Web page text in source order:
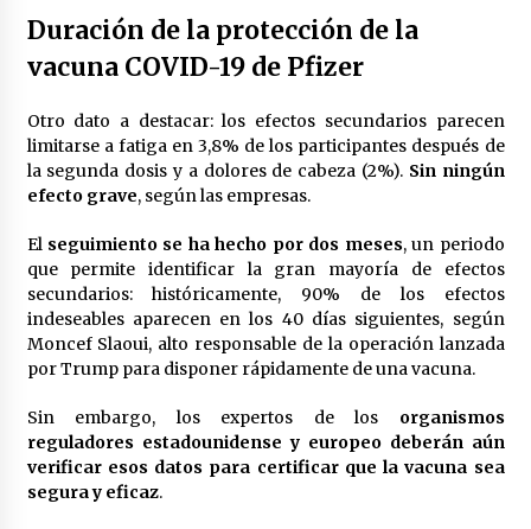
Duración de la protección de la
vacuna COVID-19 de Pfizer
Otro dato a destacar: los efectos secundarios parecen
limitarse a fatiga en 3,8% de los participantes después de
la segunda dosis y a dolores de cabeza (2%). Sin ningún
efecto grave, según las empresas.
El seguimiento se ha hecho por dos meses, un periodo
que permite identificar la gran mayoría de efectos
secundarios: históricamente, 90% de los efectos
indeseables aparecen en los 40 días siguientes, según
Moncef Slaoui, alto responsable de la operación lanzada
por Trump para disponer rápidamente de una vacuna.
Sin embargo, los expertos de los organismos
reguladores estadounidense y europeo deberán aún
verificar esos datos para certificar que la vacuna sea
segura y eficaz.